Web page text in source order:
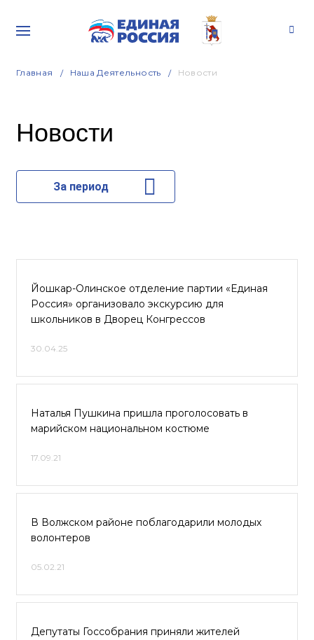
Главная Наша Деятельность Новости
Новости
За период
Йошкар-Олинское отделение партии «Единая
Россия» организовало экскурсию для
школьников в Дворец Конгрессов
30.04.25
Наталья Пушкина пришла проголосовать в
марийском национальном костюме
17.09.21
В Волжском районе поблагодарили молодых
волонтеров
05.02.21
Депутаты Госсобрания приняли жителей